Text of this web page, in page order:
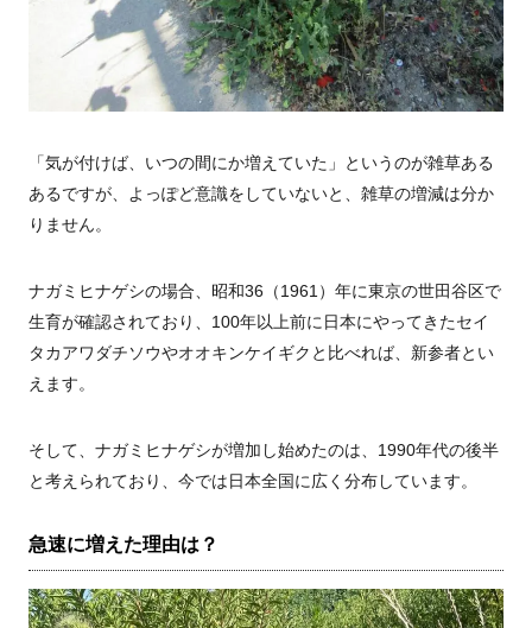
「気が付けば、いつの間にか増えていた」というのが雑草ある
あるですが、よっぽど意識をしていないと、雑草の増減は分か
りません。
ナガミヒナゲシの場合、昭和36（1961）年に東京の世田谷区で
生育が確認されており、100年以上前に日本にやってきたセイ
タカアワダチソウやオオキンケイギクと比べれば、新参者とい
えます。
そして、ナガミヒナゲシが増加し始めたのは、1990年代の後半
と考えられており、今では日本全国に広く分布しています。
急速に増えた理由は？